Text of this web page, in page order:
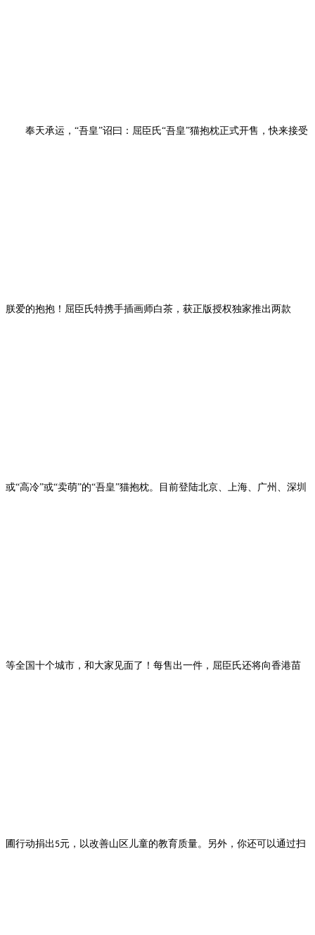
奉天承运，“吾皇”诏曰 ： 屈臣氏“吾皇”猫抱枕正式开售，快来接受
朕爱的抱抱！ 屈臣氏特携手插画师白茶，获正版授权独家推出两款
或“高冷”或“卖萌”的“吾皇”猫抱枕。目前登陆北京、上海、广州、深圳
等全国十个城市 ，和大家见面了！ 每售出一件，屈臣氏还将向香港苗
圃行动捐出 5元，以改善山区儿童的教育质量。 另外，你还可以通过扫